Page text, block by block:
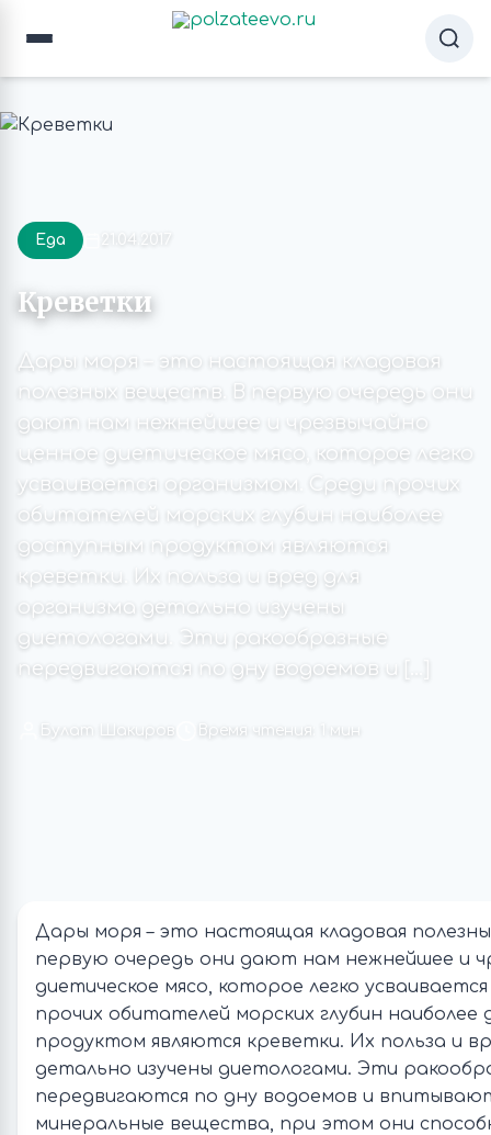
Еда 21.04.2017
Креветки
Дары моря – это настоящая кладовая
полезных веществ. В первую очередь они
дают нам нежнейшее и чрезвычайно
ценное диетическое мясо, которое легко
усваивается организмом. Среди прочих
обитателей морских глубин наиболее
доступным продуктом являются
креветки. Их польза и вред для
организма детально изучены
диетологами. Эти ракообразные
передвигаются по дну водоемов и […]
Булат Шакиров Время чтения: 1 мин
Дары моря – это настоящая кладовая
первую очередь они дают нам нежнейшее и
диетическое мясо, которое легко
прочих обитателей морских глубин наиболее
продуктом являются креветки. Их польза и
детально изучены диетологами. Эти
передвигаются по дну водоемов и
минеральные вещества, при этом они